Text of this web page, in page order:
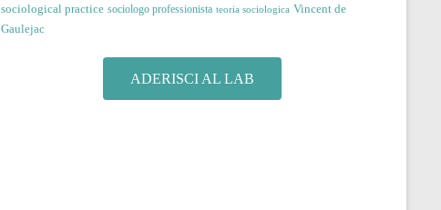
sociological practice sociologo professionista teoria sociologica Vincent de
Gaulejac
ADERISCI AL LAB